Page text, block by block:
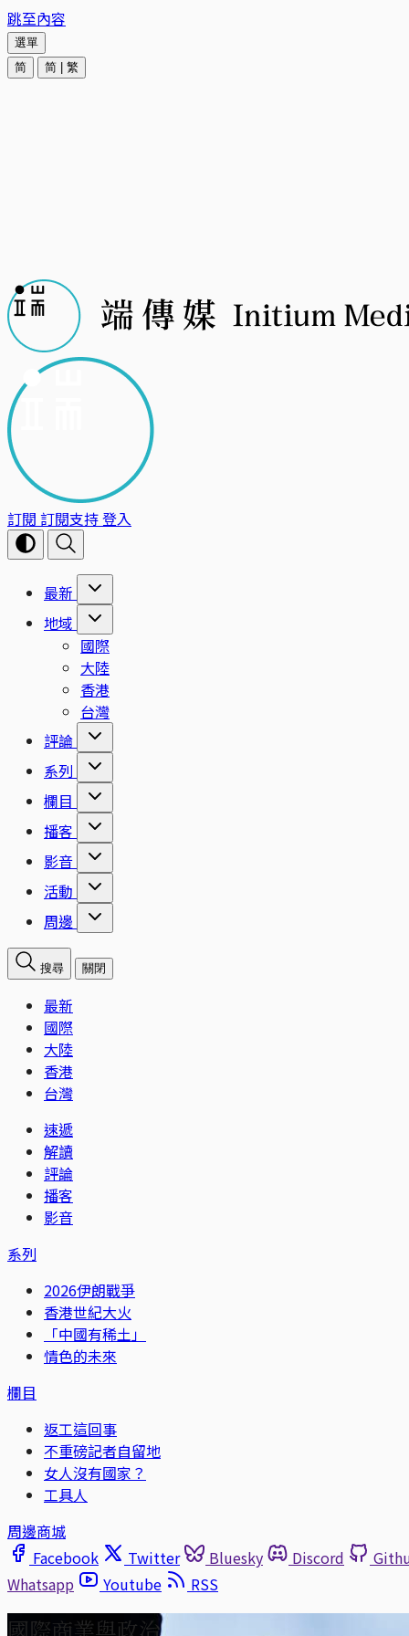
跳至內容
選單
简
简 繁
訂閱 訂閱支持登入
最新
地域
國際
大陸
香港
台灣
評論
系列
欄目
播客
影音
活動
周邊
搜尋 關閉
最新
國際
大陸
香港
台灣
速遞
解讀
評論
播客
影音
系列
2026伊朗戰爭
香港世紀大火
「中國有稀土」
情色的未來
欄目
返工這回事
不重磅記者自留地
女人沒有國家？
工具人
周邊商城
Facebook
Twitter Bluesky Discord
Whatsapp
Youtube RSS
國際商業與政治